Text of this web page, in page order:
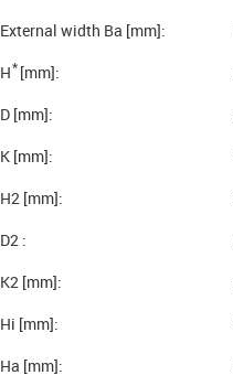
External width Ba [mm]:
H*[mm]:
D [mm]:
K [mm]:
H2 [mm]:
D2 :
K2 [mm]:
Hi [mm]:
Ha [mm]: